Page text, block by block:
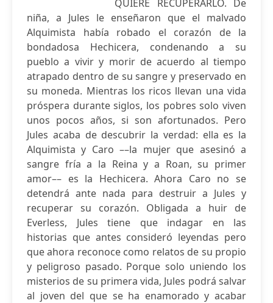
QUIERE RECUPERARLO. De
niña, a Jules le enseñaron que el malvado
Alquimista había robado el corazón de la
bondadosa Hechicera, condenando a su
pueblo a vivir y morir de acuerdo al tiempo
atrapado dentro de su sangre y preservado en
su moneda. Mientras los ricos llevan una vida
próspera durante siglos, los pobres solo viven
unos pocos años, si son afortunados. Pero
Jules acaba de descubrir la verdad: ella es la
Alquimista y Caro ––la mujer que asesinó a
sangre fría a la Reina y a Roan, su primer
amor–– es la Hechicera. Ahora Caro no se
detendrá ante nada para destruir a Jules y
recuperar su corazón. Obligada a huir de
Everless, Jules tiene que indagar en las
historias que antes consideró leyendas pero
que ahora reconoce como relatos de su propio
y peligroso pasado. Porque solo uniendo los
misterios de su primera vida, Jules podrá salvar
al joven del que se ha enamorado y acabar